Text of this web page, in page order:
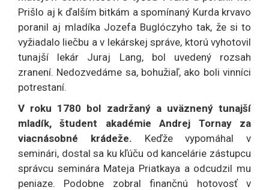
Prišlo aj k ďalším bitkám a spomínaný Kurda krvavo
poranil aj mladíka Jozefa Buglóczyho tak, že si to
vyžiadalo liečbu a v lekárskej správe, ktorú vyhotovil
tunajší lekár Juraj Lang, bol uvedený rozsah
zranení. Nedozvedáme sa, bohužiaľ, ako boli vinníci
potrestaní.
V roku 1780 bol zadržaný a uväznený tunajší
mladík, študent akadémie Andrej Tornay za
viacnásobné krádeže. Keďže vypomáhal v
seminári, dostal sa ku kľúču od kancelárie zástupcu
správcu seminára Mateja Priatkaya a odcudzil mu
peniaze. Podobne zobral finančnú hotovosť v